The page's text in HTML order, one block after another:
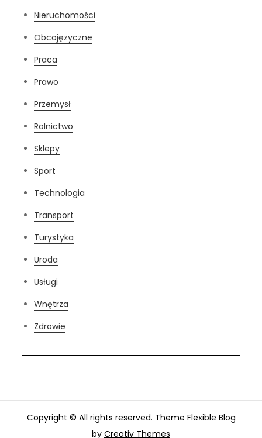
Nieruchomości
Obcojęzyczne
Praca
Prawo
Przemysł
Rolnictwo
Sklepy
Sport
Technologia
Transport
Turystyka
Uroda
Usługi
Wnętrza
Zdrowie
Copyright © All rights reserved. Theme Flexible Blog
by Creativ Themes